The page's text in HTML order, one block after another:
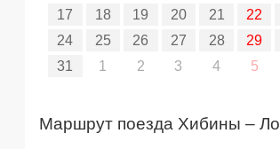
17
18 19 20 21 22
24
25 26 27 28 29
31
1 2 3 4 5
Маршрут поезда Хибины –